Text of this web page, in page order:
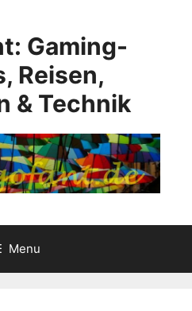
Gaming-
Reisen,
& Technik
Menu